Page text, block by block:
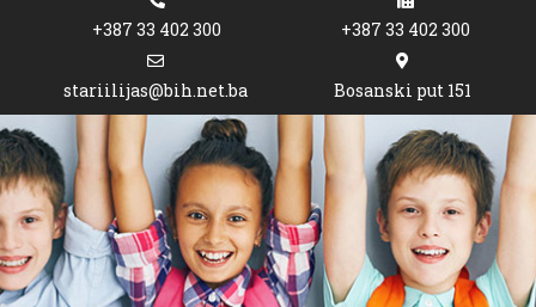
+387 33 402 300 +387 33 402 300
stariilijas@bih.net.ba Bosanski put 151